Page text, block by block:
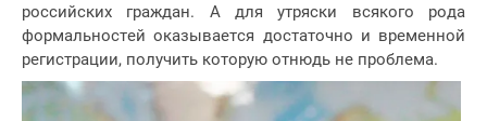
российских граждан. А для утряски всякого рода
формальностей оказывается достаточно и временной
регистрации, получить которую отнюдь не проблема.